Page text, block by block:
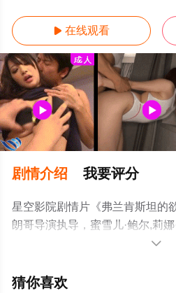
 在线观看
剧情介绍 我要评分
星空影院剧情片《弗兰肯斯坦的
朗哥导演执导，蜜雪儿·鲍尔,莉
演员精彩演绎的西班牙 / 美国电
空影视，更多相关信息可移步至

猜你喜欢